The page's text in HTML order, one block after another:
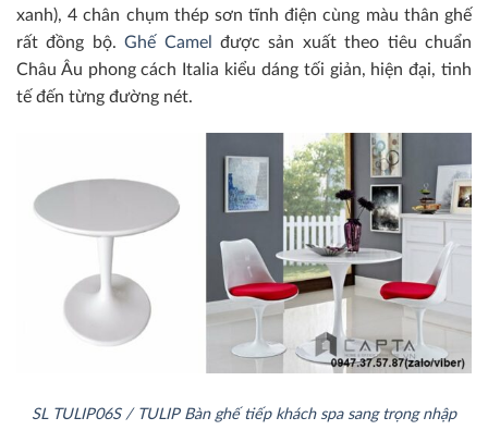
xanh), 4 chân chụm thép sơn tĩnh điện cùng màu thân ghế
rất đồng bộ.Ghế Camel
được sản xuất theo tiêu chuẩn
Châu Âu phong cách Italia kiểu dáng tối giản, hiện đại, tinh
tế đến từng đường nét.
SL TULIP06S / TULIP Bàn ghế tiếp khách spa sang trọng nhập